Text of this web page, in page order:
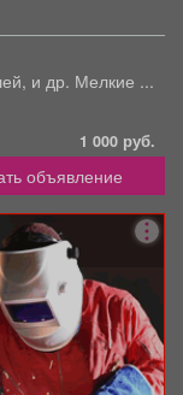
и др. Мелкие ...
1 000 руб.
объявление